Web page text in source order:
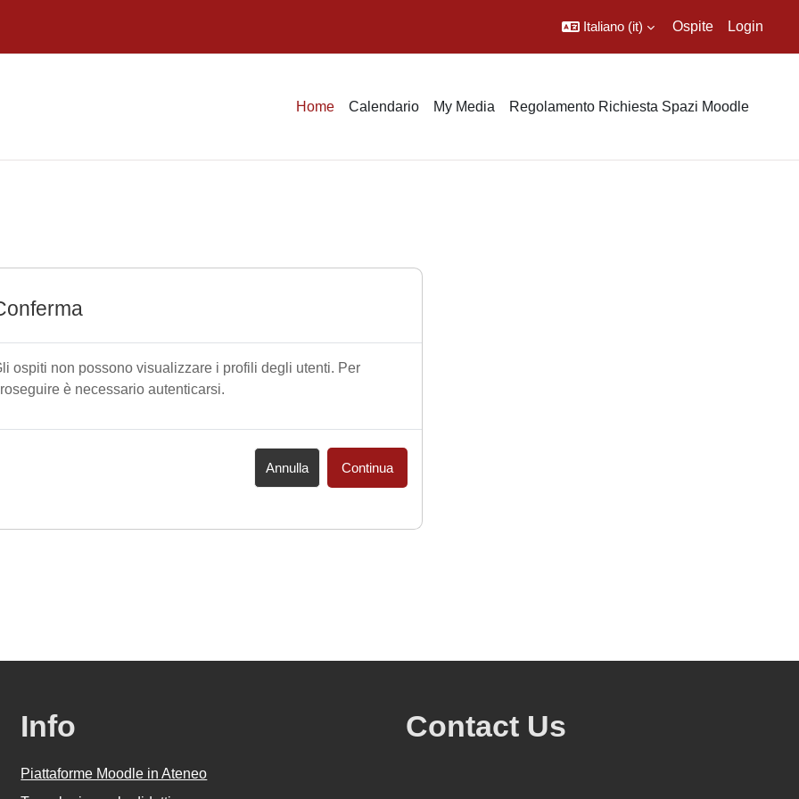
Italiano ‎(it)‎ Ospite Login
Home Calendario My Media Regolamento Richiesta Spazi Moodle
ospiti non possono visualizzare i profili degli utenti. Per
è necessario autenticarsi.
Annulla Continua
Info
Piattaforme Moodle in Ateneo
Contact Us